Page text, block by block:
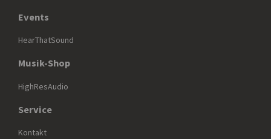
Events
HearThatSound
Musik-Shop
HighResAudio
Service
Kontakt